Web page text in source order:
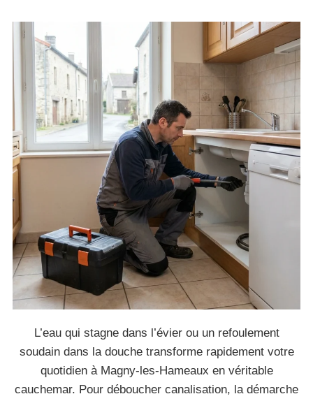
L’eau qui stagne dans l’évier ou un refoulement
soudain dans la douche transforme rapidement votre
quotidien à Magny-les-Hameaux en véritable
cauchemar. Pour déboucher canalisation, la démarche